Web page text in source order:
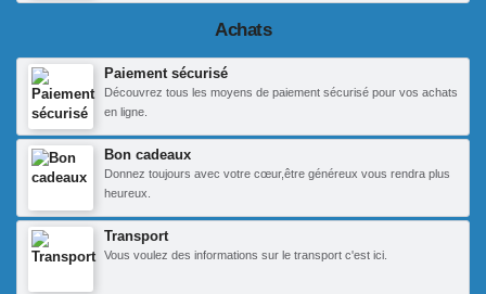
Achats
Paiement sécurisé
Découvrez tous les moyens de paiement sécurisé pour vos achats
en ligne.
Bon cadeaux
Donnez toujours avec votre cœur,être généreux vous rendra plus
heureux.
Transport
Vous voulez des informations sur le transport c'est ici.